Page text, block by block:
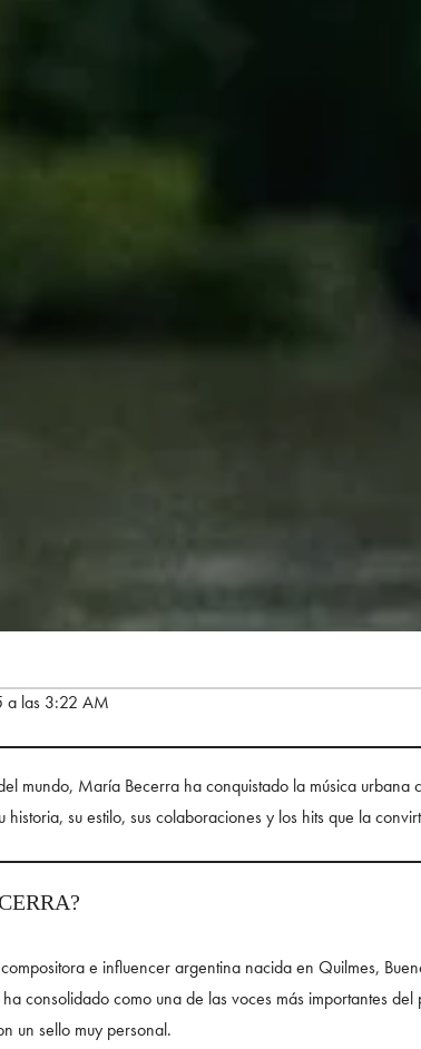
a las 3:22 AM
mundo, María Becerra ha conquistado la música
historia, su estilo, sus colaboraciones y los hits que la
e influencer argentina nacida en Quilmes,
consolidado como una de las voces más importantes
un sello muy personal.